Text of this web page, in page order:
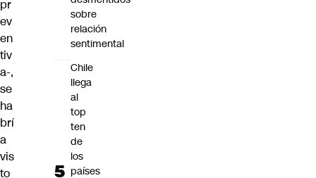
pr
ev
en
tiv
a-,
se
ha
brí
a
vis
to
sobre
relación
sentimental
Chile
llega
al
top
ten
de
los
países